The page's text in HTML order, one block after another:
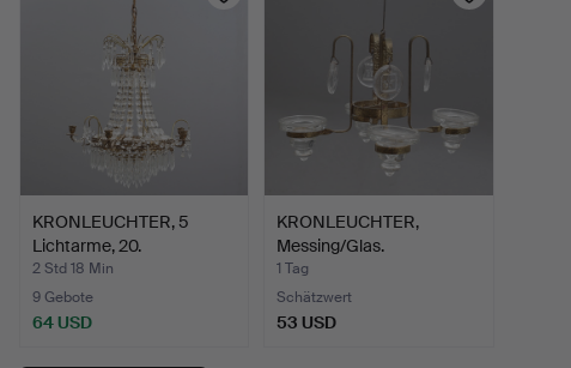
KRONLEUCHTER, 5
Lichtarme, 20.
Jahrhundert.
2 Std 18 Min
9 Gebote
64 USD
KRONLEUCHTER,
Messing/Glas.
1 Tag
Schätzwert
53 USD